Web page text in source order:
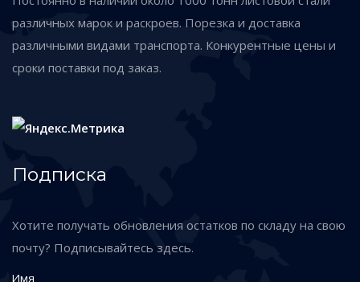
различных марок и раскроев. Порезка и доставка
различными видами транспорта. Конкурентные цены и
сроки поставки под заказ.
Подписка
Хотите получать обновления остатков по складу на свою
почту? Подписывайтесь здесь.
Имя